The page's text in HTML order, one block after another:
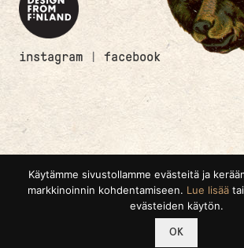
instagram |facebook
Käytämme sivustollamme evästeitä ja
markkinoinnin kohdentamiseen. Lue lisää
evästeiden käytön.
OK